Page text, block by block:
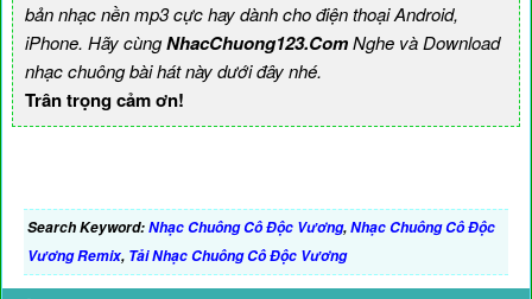
bản nhạc nền mp3 cực hay dành cho điện thoại Android,
iPhone. Hãy cùngNhacChuong123.ComNghe và Download
nhạc chuông bài hát này dưới đây nhé.
Trân trọng cảm ơn!
Search Keyword:Nhạc Chuông Cô Độc Vương,Nhạc Chuông Cô Độc
Vương Remix, Tải Nhạc Chuông Cô Độc Vương